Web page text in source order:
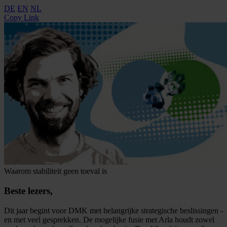
DE EN NL
Copy Link
Waarom stabiliteit geen toeval is
Beste lezers,
Dit jaar begint voor DMK met belangrijke strategische beslissingen -
en met veel gesprekken. De mogelijke fusie met Arla houdt zowel